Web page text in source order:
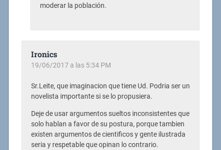
moderar la población.
Ironics
19/06/2017 a las 5:34 PM
Sr.Leite, que imaginacion que tiene Ud. Podria ser un
novelista importante si se lo propusiera.
Deje de usar argumentos sueltos inconsistentes que
solo hablan a favor de su postura, porque tambien
existen argumentos de cientificos y gente ilustrada
seria y respetable que opinan lo contrario.